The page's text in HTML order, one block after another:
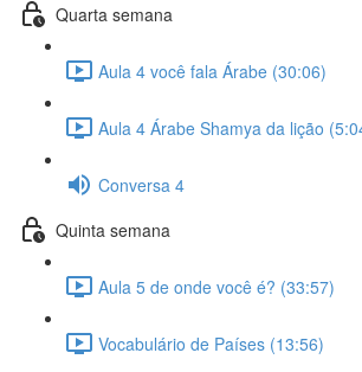
Quarta semana
Aula 4 você fala Árabe (30:06)
Aula 4 Árabe Shamya da lição
Conversa 4
Quinta semana
Aula 5 de onde você é? (33:57)
Vocabulário de Países (13:56)